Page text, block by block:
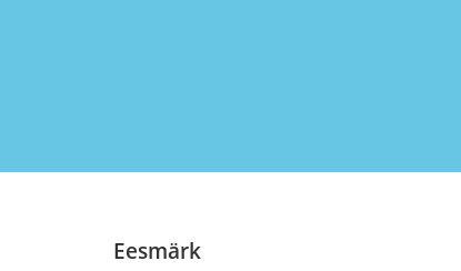
Eesmärk